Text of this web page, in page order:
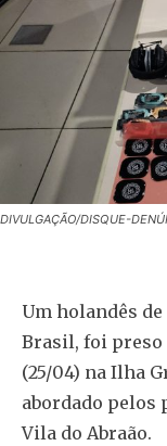
DIVULGAÇÃO/DISQUE-
Um holandês de
Brasil, foi preso
(25/04) na Ilha
abordado pelos
Vila do Abraão.